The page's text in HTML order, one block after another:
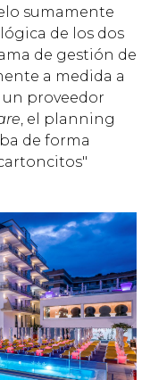
sumamente
de los dos
de gestión de
a medida a
proveedor
, el planning
de forma